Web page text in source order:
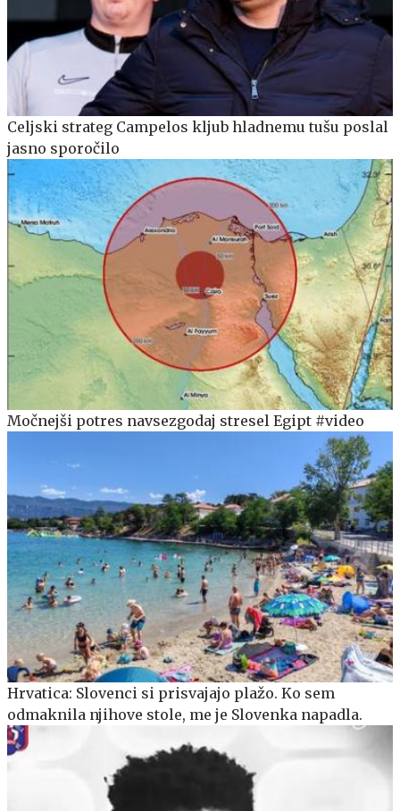
Celjski strateg Campelos kljub hladnemu tušu poslal
jasno sporočilo
Močnejši potres navsezgodaj stresel Egipt #video
Hrvatica: Slovenci si prisvajajo plažo. Ko sem
odmaknila njihove stole, me je Slovenka napadla.